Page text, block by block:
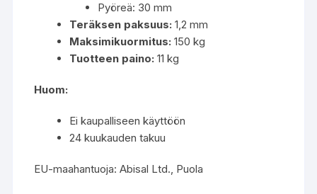
Pyöreä: 30 mm
Teräksen paksuus: 1,2 mm
Maksimikuormitus: 150 kg
Tuotteen paino: 11 kg
Huom:
Ei kaupalliseen käyttöön
24 kuukauden takuu
EU-maahantuoja: Abisal Ltd., Puola